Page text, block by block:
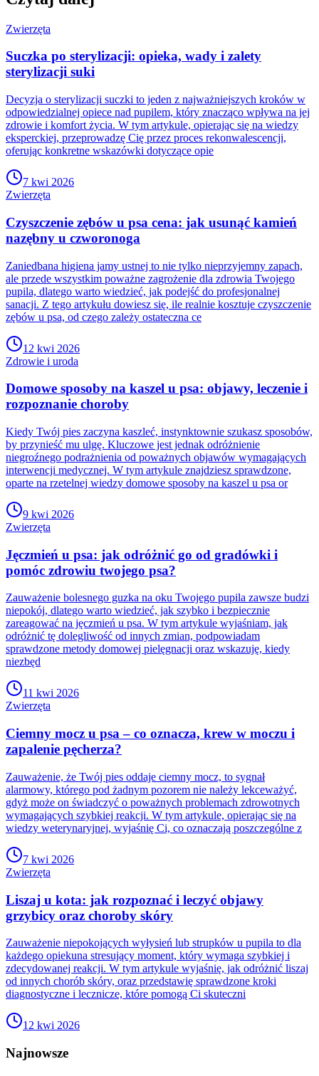
Zwierzęta
Suczka po sterylizacji: opieka, wady i zalety
sterylizacji suki
Decyzja o sterylizacji suczki to jeden z najważniejszych kroków w
odpowiedzialnej opiece nad pupilem, który znacząco wpływa na jej
zdrowie i komfort życia. W tym artykule, opierając się na wiedzy
eksperckiej, przeprowadzę Cię przez proces rekonwalescencji,
oferując konkretne wskazówki dotyczące opie
7 kwi 2026
Zwierzęta
Czyszczenie zębów u psa cena: jak usunąć kamień
nazębny u czworonoga
Zaniedbana higiena jamy ustnej to nie tylko nieprzyjemny zapach,
ale przede wszystkim poważne zagrożenie dla zdrowia Twojego
pupila, dlatego warto wiedzieć, jak podejść do profesjonalnej
sanacji. Z tego artykułu dowiesz się, ile realnie kosztuje czyszczenie
zębów u psa, od czego zależy ostateczna ce
12 kwi 2026
Zdrowie i uroda
Domowe sposoby na kaszel u psa: objawy, leczenie i
rozpoznanie choroby
Kiedy Twój pies zaczyna kaszleć, instynktownie szukasz sposobów,
by przynieść mu ulgę. Kluczowe jest jednak odróżnienie
niegroźnego podrażnienia od poważnych objawów wymagających
interwencji medycznej. W tym artykule znajdziesz sprawdzone,
oparte na rzetelnej wiedzy domowe sposoby na kaszel u psa or
9 kwi 2026
Zwierzęta
Jęczmień u psa: jak odróżnić go od gradówki i
pomóc zdrowiu twojego psa?
Zauważenie bolesnego guzka na oku Twojego pupila zawsze budzi
niepokój, dlatego warto wiedzieć, jak szybko i bezpiecznie
zareagować na jęczmień u psa. W tym artykule wyjaśniam, jak
odróżnić tę dolegliwość od innych zmian, podpowiadam
sprawdzone metody domowej pielęgnacji oraz wskazuję, kiedy
niezbęd
11 kwi 2026
Zwierzęta
Ciemny mocz u psa – co oznacza, krew w moczu i
zapalenie pęcherza?
Zauważenie, że Twój pies oddaje ciemny mocz, to sygnał
alarmowy, którego pod żadnym pozorem nie należy lekceważyć,
gdyż może on świadczyć o poważnych problemach zdrowotnych
wymagających szybkiej reakcji. W tym artykule, opierając się na
wiedzy weterynaryjnej, wyjaśnię Ci, co oznaczają poszczególne z
7 kwi 2026
Zwierzęta
Liszaj u kota: jak rozpoznać i leczyć objawy
grzybicy oraz choroby skóry
Zauważenie niepokojących wyłysień lub strupków u pupila to dla
każdego opiekuna stresujący moment, który wymaga szybkiej i
zdecydowanej reakcji. W tym artykule wyjaśnię, jak odróżnić liszaj
od innych chorób skóry, oraz przedstawię sprawdzone kroki
diagnostyczne i lecznicze, które pomogą Ci skuteczni
12 kwi 2026
Najnowsze